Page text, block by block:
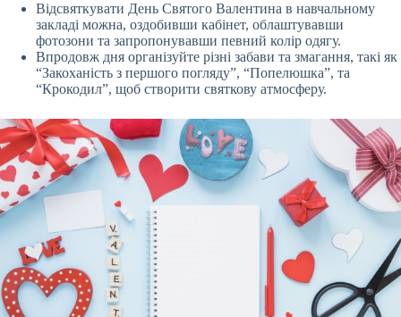
Відсвяткувати День Святого Валентина в навчальному
закладі можна, оздобивши кабінет, облаштувавши
фотозони та запропонувавши певний колір одягу.
Впродовж дня організуйте різні забави та змагання, такі як
“Закоханість з першого погляду”, “Попелюшка”, та
“Крокодил”, щоб створити святкову атмосферу.